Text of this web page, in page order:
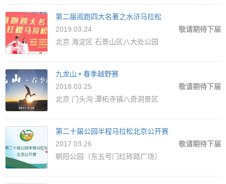
第二届阅跑四大名著之水浒马拉松
2019.03.24
敬请期待下届
北京 海淀区 石景山区八大处公园
九龙山 • 春季越野赛
2018.03.25
敬请期待下届
北京 门头沟 潭柘寺镇八奇洞景区
第二十届公园半程马拉松北京公开赛
2017.03.26
敬请期待下届
朝阳公园（东五号门红砖路广场）